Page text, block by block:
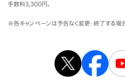
手数料3,300円。
※各キャンペーンは予告なく変更・終了する場